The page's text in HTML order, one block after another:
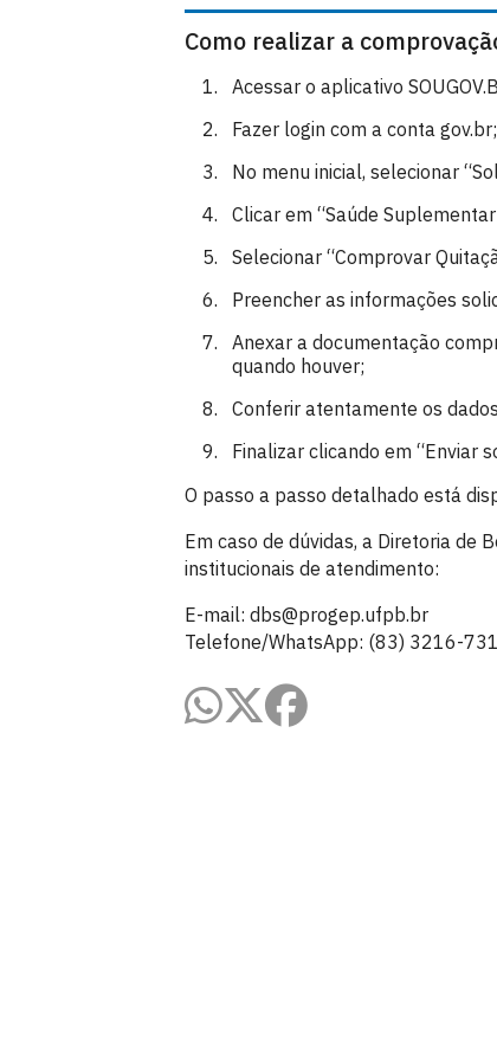
Como realizar a
Acessar o aplicativo
Fazer login com a conta gov.br;
No menu inicial, selecionar
Clicar em “Saúde
Selecionar “Comprovar
Preencher as informações
Anexar a documentação
quando houver;
Conferir atentamente os
Finalizar clicando em “Enviar
O passo a passo detalhado está
Em caso de dúvidas, a Diretoria de
institucionais de atendimento:
E-mail: dbs@progep.ufpb.br
Telefone/WhatsApp: (83) 3216-